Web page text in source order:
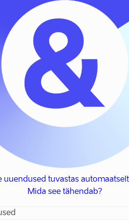
uuendused tuvastas
Mida see tähendab?